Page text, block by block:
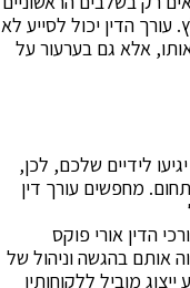
הדין יכול לסייע לא
אלא גם בערעור על
לידיים שלכם, לכן,
מחפשים עורך דין
הדין אורי פוקס
מעניק ייעוץ וליווי משפטי יקר ערך ללקוחותיו משנת 2008 ומלווה אותם בהגשה וניהול של
מוביל ללקוחותיו